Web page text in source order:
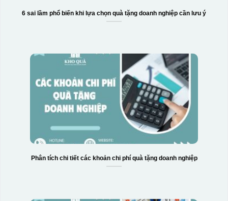
6 sai lầm phổ biến khi lựa chọn quà tặng doanh nghiệp cần lưu ý
Phân tích chi tiết các khoản chi phí quà tặng doanh nghiệp